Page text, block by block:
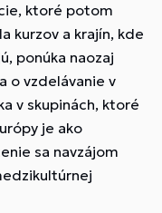
ktoré potom
kurzov a krajín, kde
ponúka naozaj
o vzdelávanie v
v skupinách, ktoré
je ako
sa navzájom